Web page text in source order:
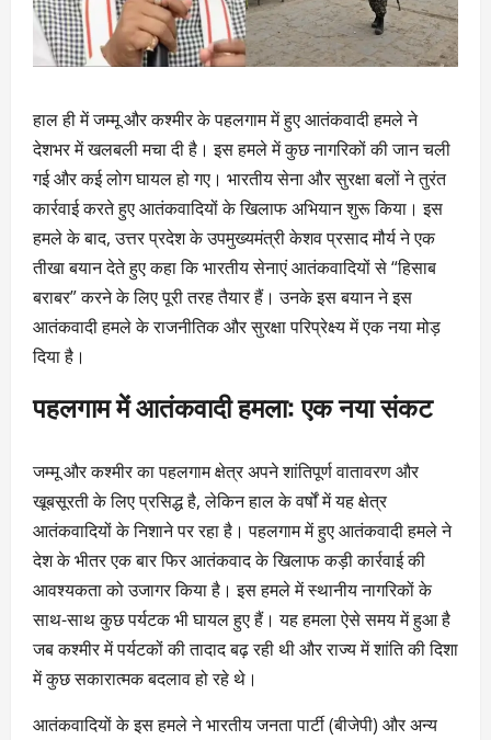
हाल ही में जम्मू और कश्मीर के पहलगाम में हुए आतंकवादी हमले ने
देशभर में खलबली मचा दी है। इस हमले में कुछ नागरिकों की जान चली
गई और कई लोग घायल हो गए। भारतीय सेना और सुरक्षा बलों ने तुरंत
कार्रवाई करते हुए आतंकवादियों के खिलाफ अभियान शुरू किया। इस
हमले के बाद, उत्तर प्रदेश के उपमुख्यमंत्री केशव प्रसाद मौर्य ने एक
तीखा बयान देते हुए कहा कि भारतीय सेनाएं आतंकवादियों से “हिसाब
बराबर” करने के लिए पूरी तरह तैयार हैं। उनके इस बयान ने इस
आतंकवादी हमले के राजनीतिक और सुरक्षा परिप्रेक्ष्य में एक नया मोड़
दिया है।
पहलगाम में आतंकवादी हमला: एक नया संकट
जम्मू और कश्मीर का पहलगाम क्षेत्र अपने शांतिपूर्ण वातावरण और
खूबसूरती के लिए प्रसिद्ध है, लेकिन हाल के वर्षों में यह क्षेत्र
आतंकवादियों के निशाने पर रहा है। पहलगाम में हुए आतंकवादी हमले ने
देश के भीतर एक बार फिर आतंकवाद के खिलाफ कड़ी कार्रवाई की
आवश्यकता को उजागर किया है। इस हमले में स्थानीय नागरिकों के
साथ-साथ कुछ पर्यटक भी घायल हुए हैं। यह हमला ऐसे समय में हुआ है
जब कश्मीर में पर्यटकों की तादाद बढ़ रही थी और राज्य में शांति की दिशा
में कुछ सकारात्मक बदलाव हो रहे थे।
आतंकवादियों के इस हमले ने भारतीय जनता पार्टी (बीजेपी) और अन्य